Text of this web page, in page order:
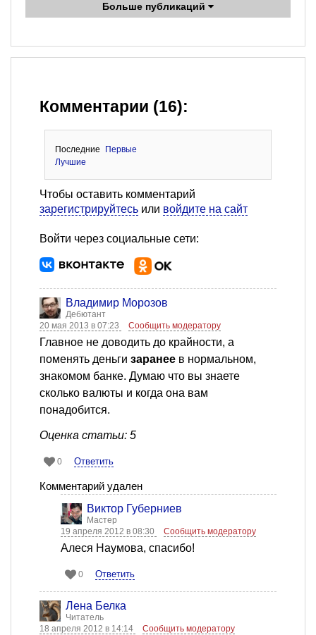
Больше публикаций
Комментарии (16):
Последние
Первые
Лучшие
Чтобы оставить комментарий
зарегистрируйтесь или войдите на сайт
Войти через социальные сети:
Владимир Морозов
Дебютант
20 мая 2013 в 07:23
Сообщить модератору
Главное не доводить до крайности, а
поменять деньги заранее в нормальном,
знакомом банке. Думаю что вы знаете
сколько валюты и когда она вам
понадобится.
Оценка статьи: 5
0 Ответить
Комментарий удален
Виктор Губерниев
Мастер
19 апреля 2012 в 08:30
Сообщить модератору
Алеся Наумова, спасибо!
0 Ответить
Лена Белка
Читатель
18 апреля 2012 в 14:14
Сообщить модератору